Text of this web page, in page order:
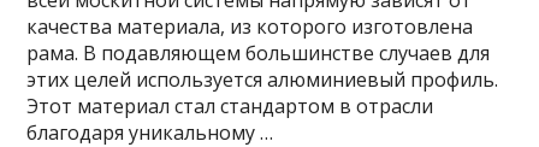
качества материала, из которого изготовлена
рама. В подавляющем большинстве случаев для
этих целей используется алюминиевый профиль.
Этот материал стал стандартом в отрасли
благодаря уникальному …